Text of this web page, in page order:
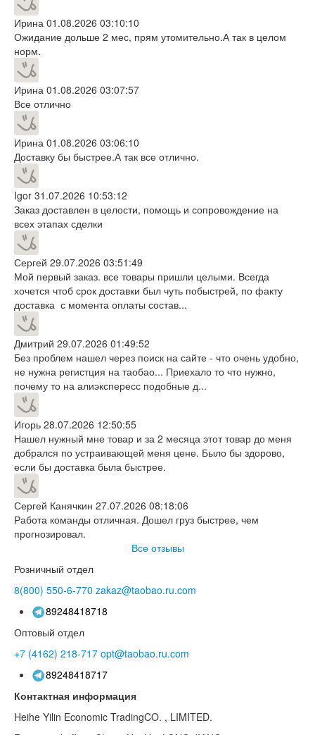
Ирина 01.08.2026 03:10:10
Ожидание дольше 2 мес, прям утомительно.А так в целом
норм.
Ирина 01.08.2026 03:07:57
Все отлично
Ирина 01.08.2026 03:06:10
Доставку бы быстрее.А так все отлично.
Igor 31.07.2026 10:53:12
Заказ доставлен в целости, помощь и сопровождение на
всех этапах сделки
Сергей 29.07.2026 03:51:49
Мой первый заказ. все товары пришли целыми. Всегда
хочется чтоб срок доставки был чуть побыстрей, по факту
доставка с момента оплаты состав...
Дмитрий 29.07.2026 01:49:52
Без проблем нашел через поиск на сайте - что очень удобно,
не нужна регистция на таобао... Приехало то что нужно,
почему то на алиэкспересс подобные д...
Игорь 28.07.2026 12:50:55
Нашел нужный мне товар и за 2 месяца этот товар до меня
добрался по устраивающей меня цене. Было бы здорово,
если бы доставка была быстрее.
Сергей Канячкин 27.07.2026 08:18:06
Работа команды отличная. Дошел груз быстрее, чем
прогнозировал.
Все отзывы
Розничный отдел
8(800) 550-6-770 zakaz@taobao.ru.com
89248418718
Оптовый отдел
+7 (4162) 218-717 opt@taobao.ru.com
89248418717
Контактная информация
Heihe Yilin Economic TradingCO. , LIMITED.